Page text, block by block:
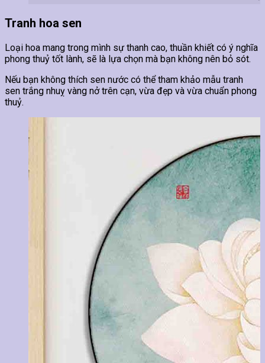
Tranh hoa sen
Loại hoa mang trong mình sự thanh cao, thuần khiết có ý nghĩa
phong thuỷ tốt lành, sẽ là lựa chọn mà bạn không nên bỏ sót.
Nếu bạn không thích sen nước có thể tham khảo mẫu tranh
sen trắng nhuỵ vàng nở trên cạn, vừa đẹp và vừa chuẩn phong
thuỷ.